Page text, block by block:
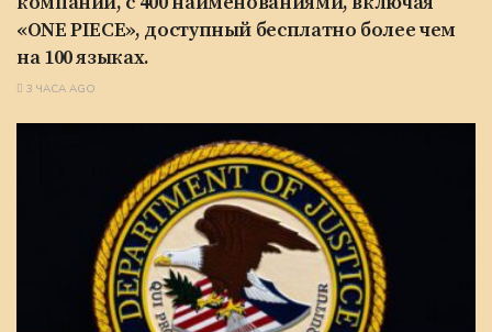
«ONE PIECE», доступный бесплатно более чем
на 100 языках.
3 ЧАСА AGO